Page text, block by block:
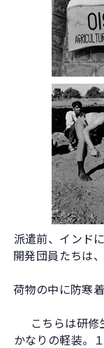
派遣前、インド
開発団員たちは
荷物の中に防寒
こちらは研修
かなりの軽装。